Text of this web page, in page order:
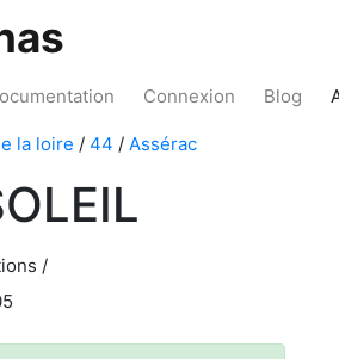
Connexion Blog
la loire / 44 / Assérac
/